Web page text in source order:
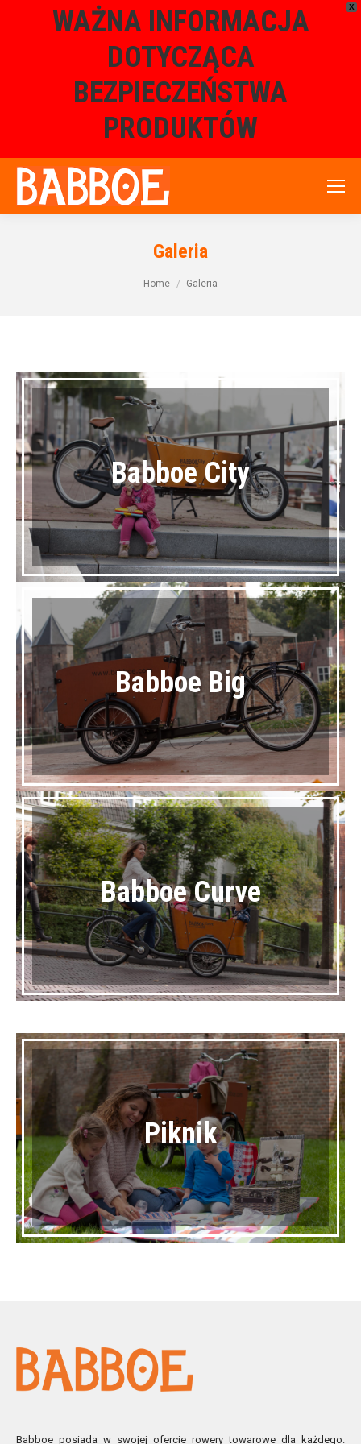
X
WAŻNA INFORMACJA
DOTYCZĄCA
BEZPIECZEŃSTWA
PRODUKTÓW
Galeria
Home Galeria
Babboe City
Babboe Big
Babboe Curve
Piknik
Babboe posiada w swojej ofercie rowery towarowe dla każdego.